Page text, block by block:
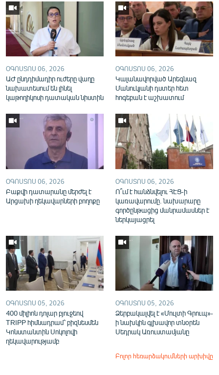
«Ազատության» բոլոր կայքերը
ՕԳՈՍՏՈՍ 06, 2026
ԱԺ ընդդիմադիր ուժերը վաղը
նախատեսում են լինել
կաթողիկոսի դատական նիստին
ՕԳՈՍՏՈՍ 06, 2026
Կալանավորված Արեգնազ
Մանուկյանի դստեր հետ
հոգեբան է աշխատում
ՕԳՈՍՏՈՍ 06, 2026
Բաքվի դատարանը մերժել է
Արցախի ղեկավարների բողոքը
ՕԳՈՍՏՈՍ 06, 2026
Ո՞ւմ է հանձնվելու ՀԷՑ-ի
կառավարումը. նախարարը
գործընթացից մանրամասներ է
ներկայացրել
ՕԳՈՍՏՈՍ 05, 2026
400 միլիոն դոլար բյուջեով
TRIPP հիմնադրամ՝ բիզնեսմեն
Կոնստանտին Սոկոլովի
ղեկավարությամբ
ՕԳՈՍՏՈՍ 05, 2026
Ձերբակալվել է «Մուլտի Գրուպ»-
ի նախկին գլխավոր տնօրեն
Սեդրակ Առուստամյանը
Բոլոր հեռարձակումների արխիվը